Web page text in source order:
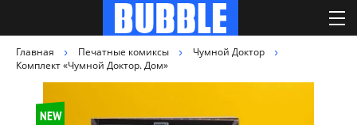
Главная Печатные комиксы
Чумной Доктор
Комплект «Чумной Доктор. Дом»
NEW